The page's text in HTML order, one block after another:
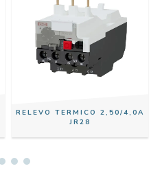
RELEVO TERMICO 2,50/4,0A
JR28